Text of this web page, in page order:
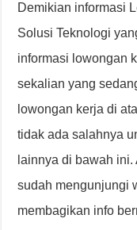
Demikian informasi
Solusi Teknologi
informasi lowongan
sekalian yang
lowongan kerja di
tidak ada salahnya
lainnya di bawah
sudah mengunjungi
membagikan info